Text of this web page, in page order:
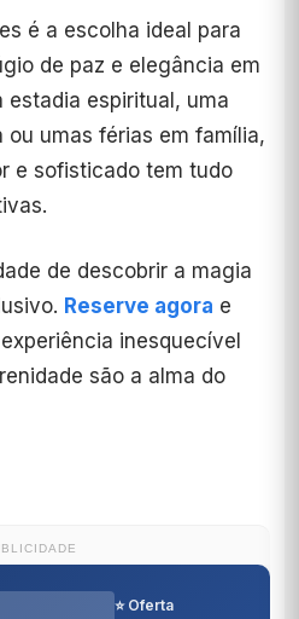
é a escolha ideal para
de paz e elegância em
estadia espiritual, uma
umas férias em família,
e sofisticado tem tudo
de descobrir a magia
Reserve agora e
inesquecível
são a alma do
⭐ Oferta